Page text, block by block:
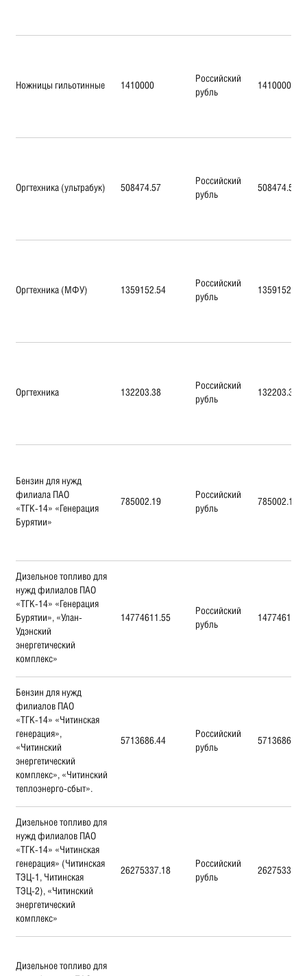
Ножницы гильотинные 1410000
Российский
рубль
1410000
Оргтехника (ультрабук) 508474.57
Российский
рубль
508474.57
Оргтехника (МФУ) 1359152.54
Российский
рубль
1359152.54
Оргтехника 132203.38
Российский
рубль
132203.38
Бензин для нужд
филиала ПАО
«ТГК-14» «Генерация
Бурятии»
785002.19
Российский
рубль
785002.19
Дизельное топливо для
нужд филиалов ПАО
«ТГК-14» «Генерация
Бурятии», «Улан-
Удэнский
энергетический
комплекс»
14774611.55
Российский
рубль
Бензин для нужд
филиалов ПАО
«ТГК-14» «Читинская
генерация»,
«Читинский
энергетический
комплекс», «Читинский
теплоэнерго-сбыт».
5713686.44
Российский
рубль
5713686.44
Дизельное топливо для
нужд филиалов ПАО
«ТГК-14» «Читинская
генерация» (Читинская
ТЭЦ-1, Читинская
ТЭЦ-2), «Читинский
энергетический
комплекс»
26275337.18
Российский
рубль
Дизельное топливо для